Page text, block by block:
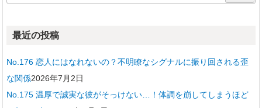
最近の投稿
No.176 恋人にはなれないの？不明瞭なシグナルに振り回される歪
な関係2026年7月2日
No.175 温厚で誠実な彼がそっけない…！体調を崩してしまうほど